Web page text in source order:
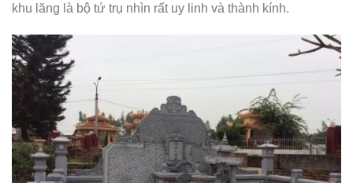
khu lăng là bộ tứ trụ nhìn rất uy linh và thành kính.